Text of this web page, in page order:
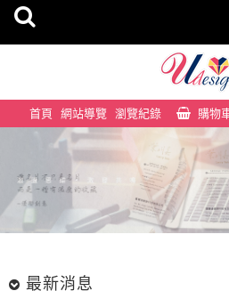
首頁 網站導覽 瀏覽紀錄 購物
最新消息